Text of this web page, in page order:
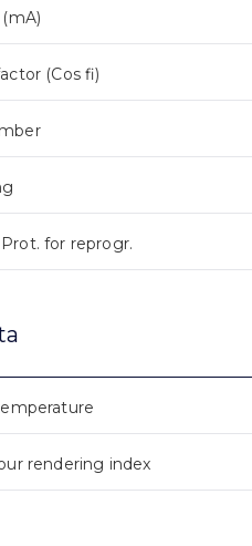
(Cos fi)
for reprogr.
rendering index